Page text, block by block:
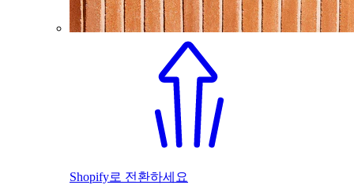
Shopify로 전환하세요